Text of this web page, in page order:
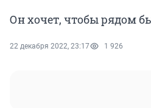
Он хочет, чтобы рядом
22 декабря 2022, 23:17 1 926